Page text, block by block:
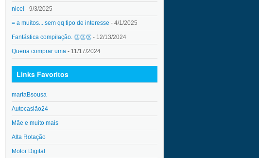
nice! - 9/3/2025
= a muitos... sem qq tipo de interesse - 4/1/2025
Fantástica compilação. 👏👏👏 - 12/13/2024
Queria comprar uma - 11/17/2024
Links Favoritos
martaBsousa
Autocasião24
Mãe e muito mais
Alta Rotação
Motor Digital